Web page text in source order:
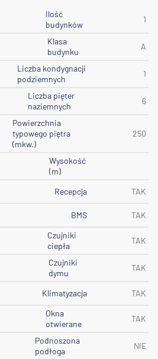
Ilość
budynków
1
Klasa
budynku
A
Liczba kondygnacji
podziemnych
1
Liczba pięter
naziemnych
6
Powierzchnia
typowego piętra
(mkw.)
250
Wysokość
(m)
Recepcja
TAK
BMS
TAK
Czujniki
ciepła
TAK
Czujniki
dymu
TAK
Klimatyzacja
TAK
Okna
otwierane
TAK
Podnoszona
podłoga
NIE